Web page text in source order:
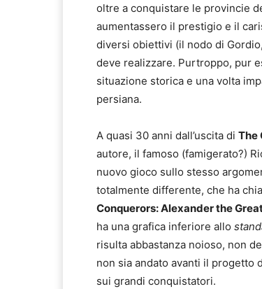
oltre a conquistare le provincie
aumentassero il prestigio e il
diversi obiettivi (il nodo di
deve realizzare. Purtroppo, pur
situazione storica e una volta
persiana.
A quasi 30 anni dall’uscita di The
autore, il famoso (famigerato?)
nuovo gioco sullo stesso
totalmente differente, che ha
Conquerors: Alexander the
ha una grafica inferiore allo
risulta abbastanza noioso, non
non sia andato avanti il progetto
sui grandi conquistatori.